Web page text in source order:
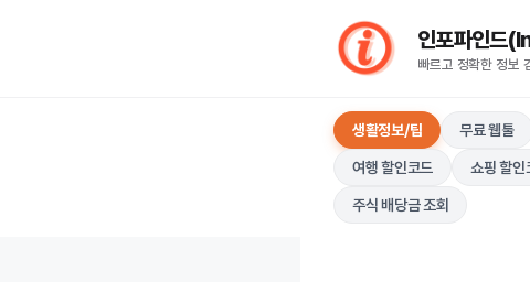
인포파인드
빠르고 정확한 정보
생활정보/팁 무료 웹툴
여행 할인코드 쇼핑 할인
주식 배당금 조회